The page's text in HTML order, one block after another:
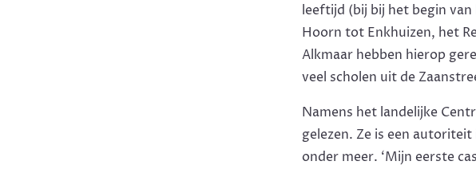
leeftijd (bij bij het begin
Hoorn tot Enkhuizen, het
Alkmaar hebben hierop
veel scholen uit de
Namens het landelijke
gelezen. Ze is een
onder meer. ‘Mijn eerste